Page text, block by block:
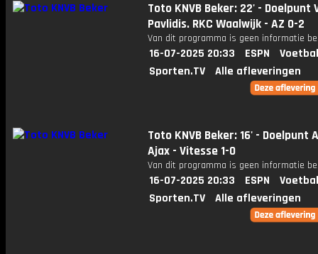
Toto KNVB Beker: 22' - Doelpunt
Pavlidis. RKC Waalwijk - AZ 0-2
Van dit programma is geen informatie
16-07-2025 20:33 ESPN
Sporten.TV
Alle afleveringen
Toto KNVB Beker: 16' - Doelpunt
Ajax - Vitesse 1-0
Van dit programma is geen informatie
16-07-2025 20:33 ESPN
Sporten.TV
Alle afleveringen